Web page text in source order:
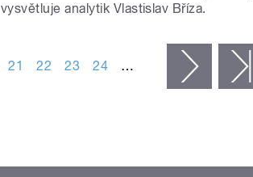
vysvětluje analytik Vlastislav Bříza.
21 22 23 24 …